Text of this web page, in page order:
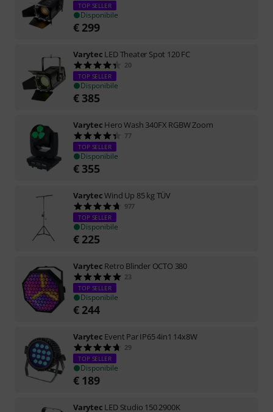
TOP SELLER
Disponibile
€ 299
Varytec LED Theater Spot 120 FC
20
TOP SELLER
Disponibile
€ 385
Varytec Hero Wash 340FX RGBW Zoom
77
TOP SELLER
Disponibile
€ 355
VarytecWind Up 85 kg TÜV
977
TOP SELLER
Disponibile
€ 225
Varytec Retro Blinder OCTO 380
23
TOP SELLER
Disponibile
€ 244
Varytec Event Par IP65 4in1 14x8W
29
TOP SELLER
Disponibile
€ 189
Varytec LED Studio 150 2900K